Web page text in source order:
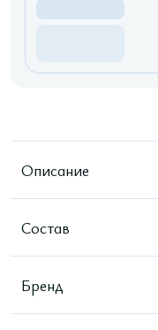
Описание
Состав
Бренд